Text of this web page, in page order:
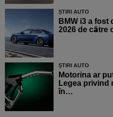
ȘTIRI AUTO
BMW i3 a fost
2026 de către
ȘTIRI AUTO
Motorina ar
Legea privind
în…